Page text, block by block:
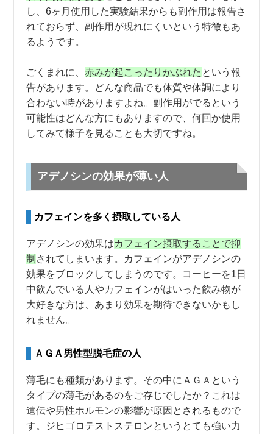
し、6ヶ月使用した実験結果からも副作用は報告さ
れておらず、副作用が現れにくいという特徴もあ
るようです。
ごくまれに、赤みが起こったりかぶれた という報
告があります。どんな商品でも体質や体調により
合わない時がありますよね。副作用がでるという
可能性はどんな方にもありますので、何回か使用
してみて様子を見ることも大切ですね。
アデノシンの効果が薄い人
カフェインを多く摂取している人
アデノシンの効果はカフェイン摂取することで抑
制 されてしまいます。カフェインがアデノシンの
効果をブロックしてしまうのです。コーヒーを1日
中飲んでいる人やカフェインがはいった飲み物が
大好きな方は、あまり効果を期待できないかもし
れません。
ＡＧＡ男性型脱毛症の人
薄毛にも種類があります。その中にＡＧＡという
タイプの薄毛があるのをご存じでしたか？これは
遺伝や男性ホルモンの影響が原因とされるもので
す。ジヒゴロテストステロンというとても強い力